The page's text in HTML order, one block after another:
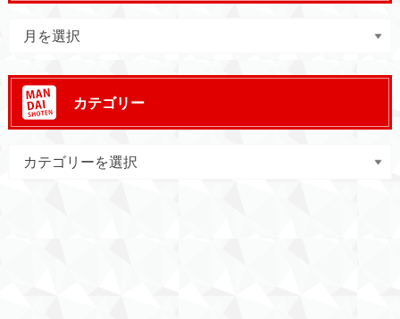
カテゴリー